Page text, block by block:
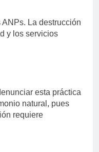
La destrucción
y los servicios
esta práctica
natural, pues
requiere